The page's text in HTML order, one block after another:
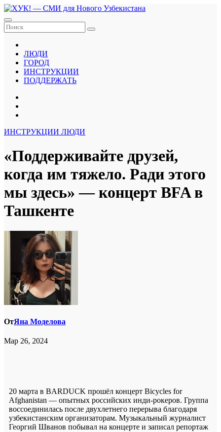
Перейти
к
содержанию
ЛЮДИ
ГОРОД
ИНСТРУКЦИИ
ПОДДЕРЖАТЬ
ИНСТРУКЦИИ ЛЮДИ
«Поддерживайте друзей,
когда им тяжело. Ради этого
мы здесь» — концерт BFA в
Ташкенте
ОтЯна Моделова
Мар 26, 2024
20 марта в BARDUCK прошёл концерт Bicycles for
Afghanistan — опытных российских инди-рокеров. Группа
воссоединилась после двухлетнего перерыва благодаря
узбекистанским организаторам. Музыкальный журналист
Георгий Шванов побывал на концерте и записал репортаж